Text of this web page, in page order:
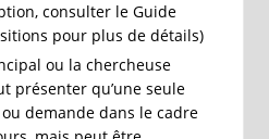
consulter le Guide
pour plus de détails)
ou la chercheuse
présenter qu’une seule
demande dans le cadre